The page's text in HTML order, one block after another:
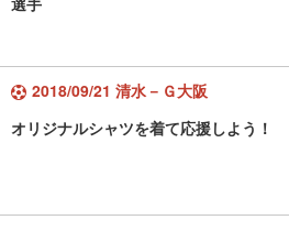
2018/09/21 清水－Ｇ大阪
オリジナルシャツを着て応援しよう！